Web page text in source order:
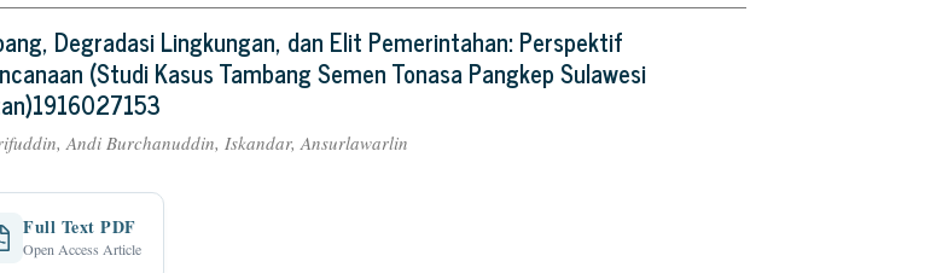
Degradasi Lingkungan, dan Elit Pemerintahan: Perspektif
(Studi Kasus Tambang Semen Tonasa Pangkep Sulawesi
Andi Burchanuddin, Iskandar, Ansurlawarlin
Full Text PDF
Open Access Article